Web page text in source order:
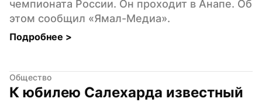
чемпионата России. Он проходит в Анапе. Об
этом сообщил «Ямал-Медиа».
Подробнее >
Общество
К юбилею Салехарда известный